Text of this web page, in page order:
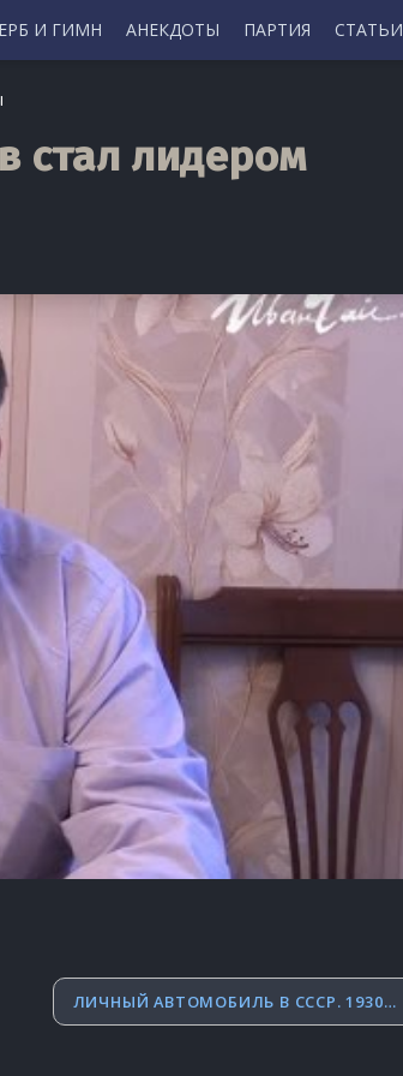
И ГИМН АНЕКДОТЫ ПАРТИЯ СТАТЬИ
стал лидером
ЛИЧНЫЙ АВТОМОБИЛЬ В СССР. 1930–1960-Е ГОДЫ